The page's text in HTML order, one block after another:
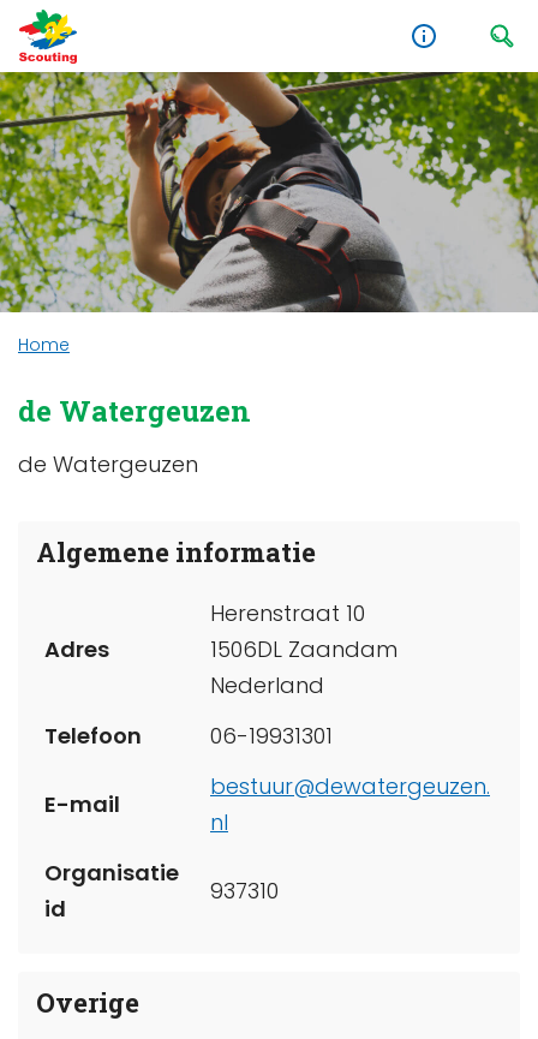
Home
de Watergeuzen
de Watergeuzen
Algemene informatie
Adres
Herenstraat 10
1506DL Zaandam
Nederland
Telefoon
06-19931301
E-mail
bestuur@dewatergeuzen.
nl
Organisatie
id
937310
Overige